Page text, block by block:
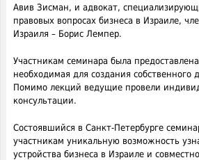
Авив Зисман, и адвокат,
правовых вопросах бизнеса в Израиле,
Израиля – Борис Лемпер.
Участникам семинара была
необходимая для создания собственного
Помимо лекций ведущие провели
консультации.
Состоявшийся в Санкт-Петербурге
участникам уникальную возможность
устройства бизнеса в Израиле и